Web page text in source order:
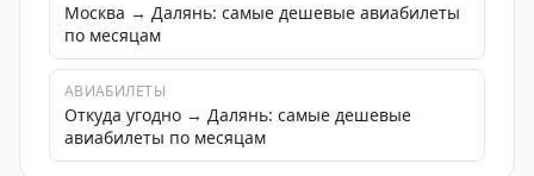
Москва → Далянь: самые дешевые авиабилеты
по месяцам
АВИАБИЛЕТЫ
Откуда угодно → Далянь: самые дешевые
авиабилеты по месяцам